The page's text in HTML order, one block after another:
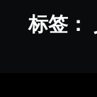
标签：